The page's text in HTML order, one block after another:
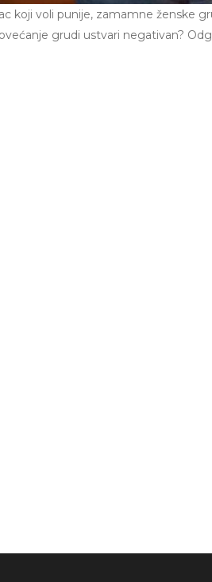
koji voli punije, zamamne ženske
grudi ustvari negativan?